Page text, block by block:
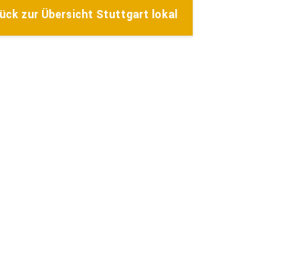
zur Übersicht Stuttgart lokal